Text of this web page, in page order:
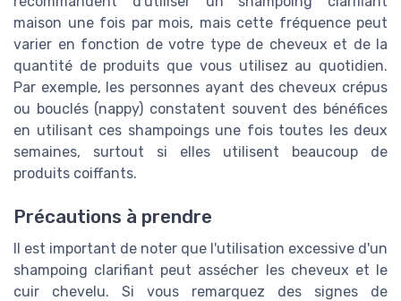
maison une fois par mois, mais cette fréquence peut
varier en fonction de votre type de cheveux et de la
quantité de produits que vous utilisez au quotidien.
Par exemple, les personnes ayant des cheveux crépus
ou bouclés (nappy) constatent souvent des bénéfices
en utilisant ces shampoings une fois toutes les deux
semaines, surtout si elles utilisent beaucoup de
produits coiffants.
Précautions à prendre
Il est important de noter que l'utilisation excessive d'un
shampoing clarifiant peut assécher les cheveux et le
cuir chevelu. Si vous remarquez des signes de